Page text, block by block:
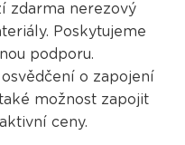
zdarma nerezový
Poskytujeme
podporu.
o zapojení
možnost zapojit
ceny.